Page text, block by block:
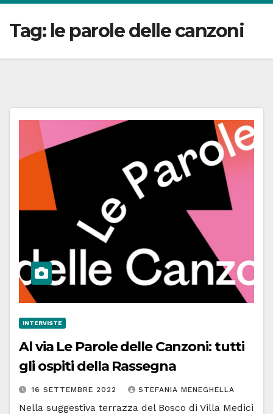
Tag: le parole delle canzoni
INTERVISTE
Al via Le Parole delle Canzoni: tutti
gli ospiti della Rassegna
16 SETTEMBRE 2022 STEFANIA MENEGHELLA
Nella suggestiva terrazza del Bosco di Villa Medici